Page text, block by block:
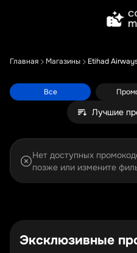
Главная Магазины Etihad
Все
Лучшие
Нет доступных
позже или измените
Эксклюзивные